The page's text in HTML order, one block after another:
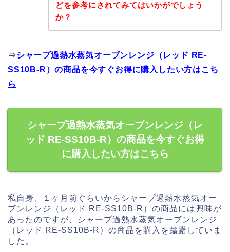
どを参考にされてみてはいかがでしょう
か？
⇒シャープ過熱水蒸気オーブンレンジ（レッド RE-
SS10B-R）の商品を今すぐお得に購入したい方はこち
ら
シャープ過熱水蒸気オーブンレンジ（レ
ッド RE-SS10B-R）の商品を今すぐお得
に購入したい方はこちら
私自身、１ヶ月前ぐらいからシャープ過熱水蒸気オー
ブンレンジ（レッド RE-SS10B-R）の商品には興味が
あったのですが、シャープ過熱水蒸気オーブンレンジ
（レッド RE-SS10B-R）の商品を購入を躊躇していま
した。